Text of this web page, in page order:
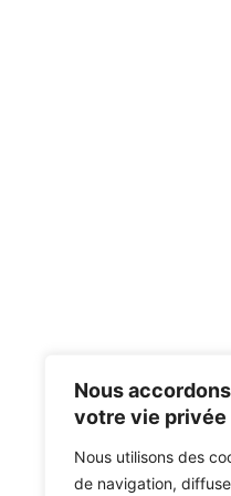
Nous
votre vie privée
Nous utilisons des
de navigation,